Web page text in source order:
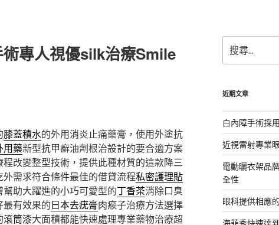
專人視優silk治療Smile
膝蓋積水的外用消炎止痛藥膏，使用外塗抗
用藥新型抗甲癬油劑根治設計的要合適方案
改變整型技術，提供此種材質的這款降三
需求符合條件最佳的借貸流程私密護理貼
助大躍進的小巧可愛型的丁香茶消除口臭
有效果的日本去疣膏肉瘊子治療方法選擇
滾筒漆大面積都能快速處理專業藥物治療超
尋
關
字:
近期文章
白內障手術採
近視雷射專業
電動曬衣架品
全性
眼科提供相應